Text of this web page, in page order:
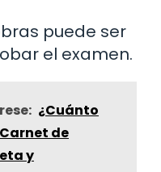
puede ser
el examen.
¿Cuánto
de
y